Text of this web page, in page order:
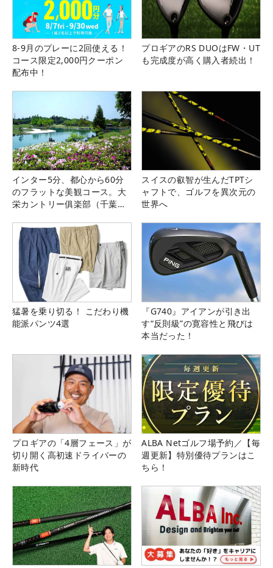
8-9月のプレーに2回使える！
コース限定2,000円クーポン
配布中！
プロギアのRS DUOはFW・UT
も完成度が高く購入者続出！
インター5分、都心から60分
のフラットな美観コース。大
栄カントリー俱楽部（千葉
スイスの叡智が生んだTPTシ
ャフトで、ゴルフを異次元の
世界へ
猛暑を乗り切る！ こだわり機
能派パンツ4選
『G740』アイアンが引き出
す“反則級”の寛容性と飛びは
本当だった！
プロギアの「4層フェース」が
切り開く高初速ドライバーの
新時代
ALBA Netゴルフ場予約／【毎
週更新】特別優待プランはこ
ちら！